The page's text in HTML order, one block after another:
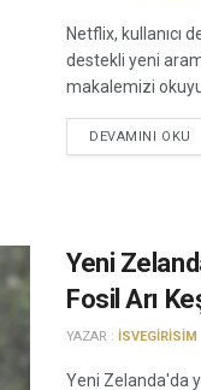
Netflix, kullanıcı
destekli yeni
makalemizi
DEVAMINI OKU
Yeni
Fosil Arı
YAZAR : ISVEGIRISIM
Yeni Zelanda'da